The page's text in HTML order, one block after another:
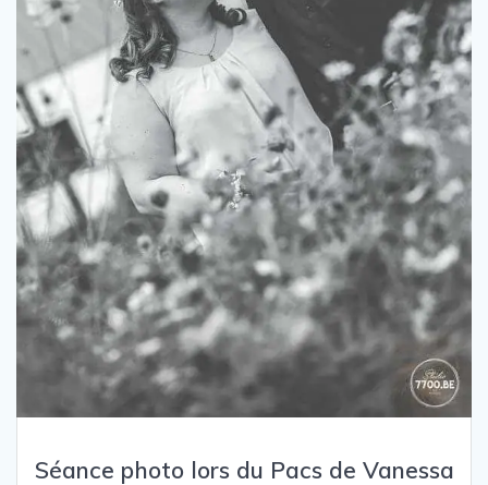
Séance photo lors du Pacs de Vanessa